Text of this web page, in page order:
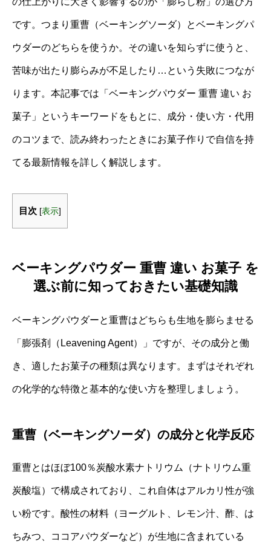
です。つまり重曹（ベーキングソーダ）とベーキングパ
ウダーのどちらを使うか。その違いを知らずに使うと、
苦味が出たり膨らみが不足したり…という失敗につなが
ります。本記事では「ベーキングパウダー 重曹 違い お
菓子」というキーワードをもとに、成分・使い方・代用
のコツまで、読み終わったときにお菓子作りで自信を持
てる最新情報を詳しく解説します。
目次 [表示]
ベーキングパウダー 重曹 違い お菓子 を
選ぶ前に知っておきたい基礎知識
ベーキングパウダーと重曹はどちらも生地を膨らませる
「膨張剤（Leavening Agent）」ですが、その成分と働
き、適したお菓子の種類は異なります。まずはそれぞれ
の化学的な特徴と基本的な使い方を整理しましょう。
重曹（ベーキングソーダ）の成分と化学反応
重曹とはほぼ100％炭酸水素ナトリウム（ナトリウム重
炭酸塩）で構成されており、これ自体はアルカリ性が強
い粉です。酸性の材料（ヨーグルト、レモン汁、酢、は
ちみつ、ココアパウダーなど）が生地に含まれている